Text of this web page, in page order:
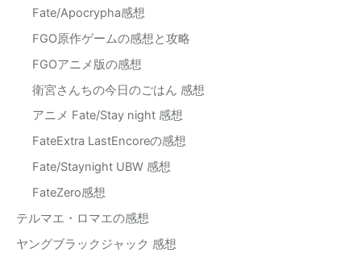
Fate/Apocrypha感想
FGO原作ゲームの感想と攻略
FGOアニメ版の感想
衛宮さんちの今日のごはん 感想
アニメ Fate/Stay night 感想
FateExtra LastEncoreの感想
Fate/Staynight UBW 感想
FateZero感想
テルマエ・ロマエの感想
ヤングブラックジャック 感想